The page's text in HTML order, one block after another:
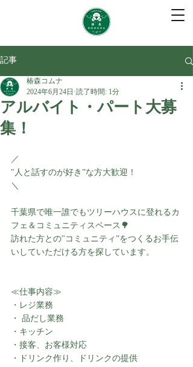
記事
アルバイト・パート大募
集！
椿森コムナ
2024年6月24日 読了時間: 1分
／
"人と話すのが好き”な方大歓迎！
＼
千葉県で唯一誰でもツリーハウスに登れるカ
フェ＆コミュニティスペース🌳
訪れた方との"コミュニティ”をつくるお手伝
いしていただける方を探しています。
≪仕事内容≫
・レジ業務
・ 品だし業務
・キッチン
・接客、お客様対応
・ドリンク作り、ドリンクの提供